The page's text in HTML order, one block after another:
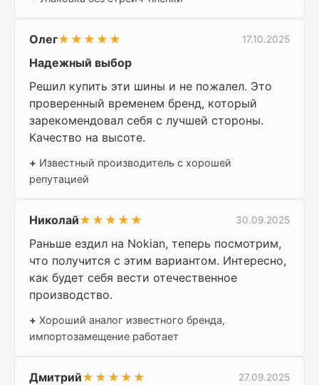
Олег★★★★★ 17.10.2025
Надежный выбор
Решил купить эти шины и не пожалел. Это
проверенный временем бренд, который
зарекомендовал себя с лучшей стороны.
Качество на высоте.
+ Известный производитель с хорошей
репутацией
Николай★★★★★ 30.09.2025
Раньше ездил на Nokian, теперь посмотрим,
что получится с этим вариантом. Интересно,
как будет себя вести отечественное
производство.
+ Хороший аналог известного бренда,
импортозамещение работает
Дмитрий★★★★★ 27.09.2025